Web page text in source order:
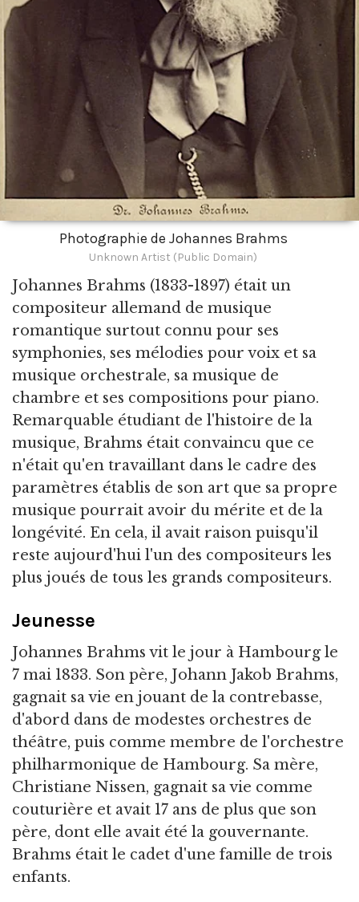
Photographie de Johannes Brahms
Unknown Artist (Public Domain)
Johannes Brahms (1833-1897) était un
compositeur allemand de musique
romantique surtout connu pour ses
symphonies, ses mélodies pour voix et sa
musique orchestrale, sa musique de
chambre et ses compositions pour piano.
Remarquable étudiant de l'histoire de la
musique, Brahms était convaincu que ce
n'était qu'en travaillant dans le cadre des
paramètres établis de son art que sa propre
musique pourrait avoir du mérite et de la
longévité. En cela, il avait raison puisqu'il
reste aujourd'hui l'un des compositeurs les
plus joués de tous les grands compositeurs.
Jeunesse
Johannes Brahms vit le jour à Hambourg le
7 mai 1833. Son père, Johann Jakob Brahms,
gagnait sa vie en jouant de la contrebasse,
d'abord dans de modestes orchestres de
théâtre, puis comme membre de l'orchestre
philharmonique de Hambourg. Sa mère,
Christiane Nissen, gagnait sa vie comme
couturière et avait 17 ans de plus que son
père, dont elle avait été la gouvernante.
Brahms était le cadet d'une famille de trois
enfants.